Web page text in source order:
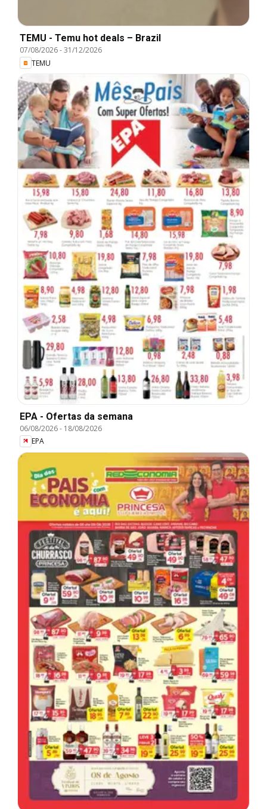
TEMU - Temu hot deals – Brazil
07/08/2026-31/12/2026
TEMU
EPA - Ofertas da semana
06/08/2026- 18/08/2026
EPA